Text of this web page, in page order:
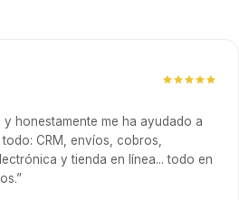
honestamente me ha ayudado a
CRM, envíos, cobros,
y tienda en línea... todo en